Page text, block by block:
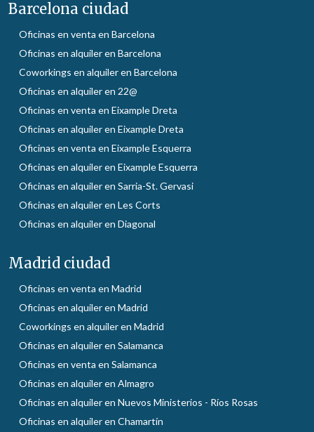
Barcelona ciudad
Oficinas en venta en Barcelona
Oficinas en alquiler en Barcelona
Coworkings en alquiler en Barcelona
Oficinas en alquiler en 22@
Oficinas en venta en Eixample Dreta
Oficinas en alquiler en Eixample Dreta
Oficinas en venta en Eixample Esquerra
Oficinas en alquiler en Eixample Esquerra
Oficinas en alquiler en Sarria-St. Gervasi
Oficinas en alquiler en Les Corts
Oficinas en alquiler en Diagonal
Madrid ciudad
Oficinas en venta en Madrid
Oficinas en alquiler en Madrid
Coworkings en alquiler en Madrid
Oficinas en alquiler en Salamanca
Oficinas en venta en Salamanca
Oficinas en alquiler en Almagro
Oficinas en alquiler en Nuevos Ministerios - Ríos Rosas
Oficinas en alquiler en Chamartín